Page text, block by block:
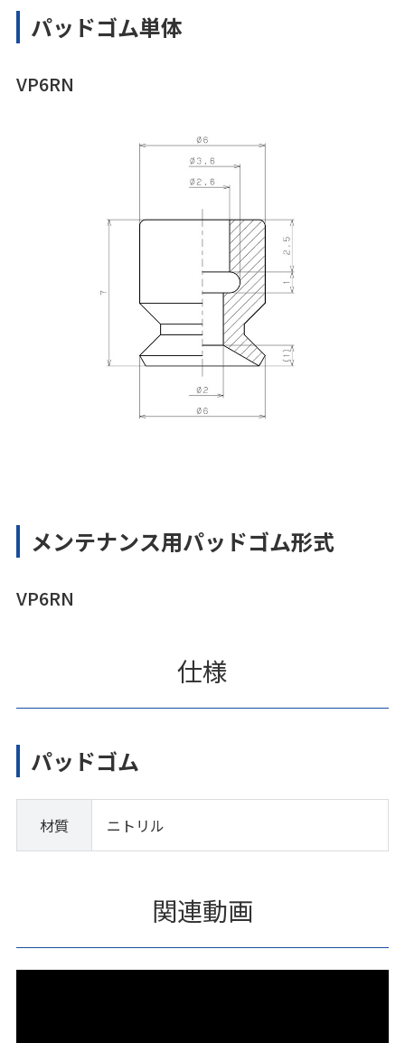
パッドゴム単体
VP6RN
メンテナンス用パッドゴム形式
VP6RN
仕様
パッドゴム
材質 ニトリル
関連動画